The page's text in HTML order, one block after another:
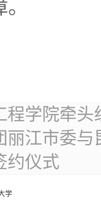
程学院牵头
丽江市委与
约仪式
学